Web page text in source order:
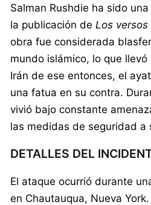
Salman Rushdie ha sido
la publicación de Los
obra fue considerada
mundo islámico, lo que
Irán de ese entonces, el
una fatua en su contra.
vivió bajo constante
las medidas de seguridad a
DETALLES DEL
El ataque ocurrió durante
en Chautauqua, Nueva